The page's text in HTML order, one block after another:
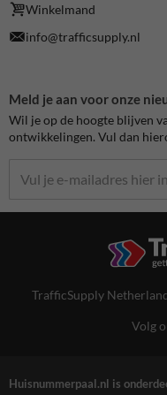
Winkelmand
info@trafficsupply.nl
Meld je aan voor onze
Wil je op de hoogte blijven
ontwikkelingen. Vul dan
TrafficSupply
Volg
Huisnummerpaal.nl is